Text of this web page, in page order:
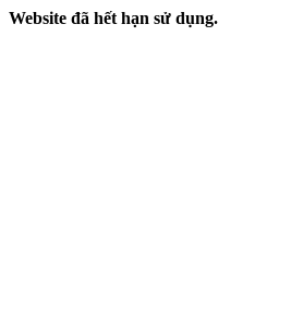
Website đã hết hạn sử dụng.